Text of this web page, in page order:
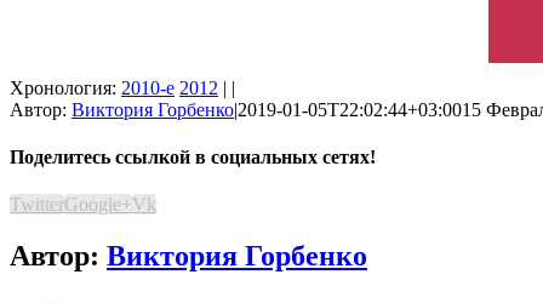
Хронология: 2010-е 2012 | |
Автор: Виктория Горбенко|2019-01-05T22:02:44+03:0015
Поделитесь ссылкой в социальных сетях!
TwitterGoogle+Vk
Автор: Виктория Горбенко